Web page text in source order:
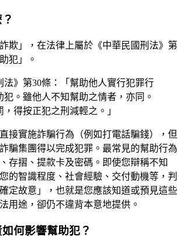
欺」，在法律上屬於《中華民國刑法》第
犯」。
法》第30條：「幫助他人實行犯罪行
犯。雖他人不知幫助之情者，亦同。
，得按正犯之刑減輕之。」
接實施詐騙行為（例如打電話騙錢），但
騙集團得以完成犯罪。最常見的幫助行為
存摺、提款卡及密碼。即使您辯稱不知
的智識程度、社會經驗、交付動機等，判
定故意」，也就是您應該知道或預見這些
用途，卻仍不違背本意地提供。
何影響幫助犯？